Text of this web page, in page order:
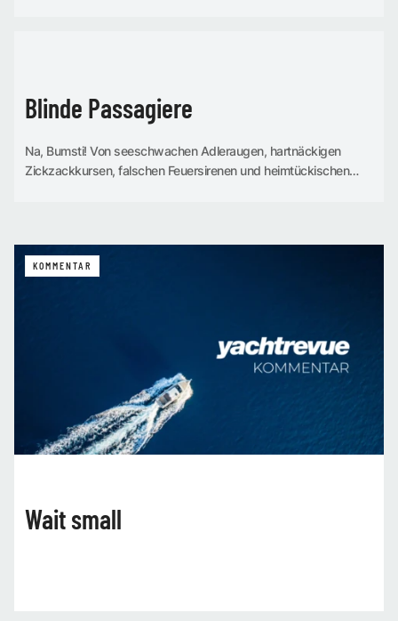
Blinde Passagiere
Na, Bumsti! Von seeschwachen Adleraugen, hartnäckigen
Zickzackkursen, falschen Feuer­sirenen und heimtückischen
KOMMENTAR
Wait small